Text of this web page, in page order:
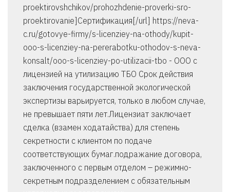
proektirovshchikov/prohozhdenie-proverki-sro-
proektirovanie]Сертификация[/url] https://neva-
c.ru/gotovye-firmy/s-licenziey-na-othody/kupit-
ooo-s-licenziey-na-pererabotku-othodov-s-neva-
konsalt/ooo-s-licenziey-po-utilizacii-tbo - ООО с
лицензией на утилизацию ТБО Срок действия
заключения государственной экологической
экспертизы варьируется, только в любом случае,
не превышает пяти лет.Лицензиат заключает
сделка (взамен ходатайства) для степень
секретности с клиентом по подаче
соответствующих бумаг.подражание договора,
заключенного с первым отделом – режимно-
секретным подразделением с обязательным